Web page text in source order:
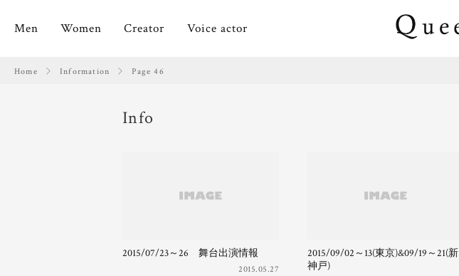
Men Women Creator Voice actor
Home Information Page 46
Info
2015/07/23～26 舞台出演情報
2015.05.27
2015/09/02～13(東京)&09/19～21(新
神戸)